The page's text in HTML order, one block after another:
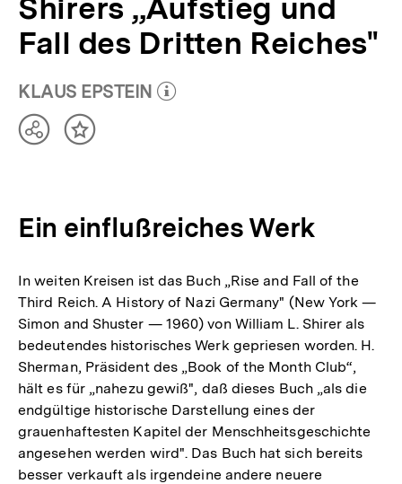
Shirers „Aufstieg und
Fall des Dritten Reiches"
KLAUS EPSTEIN
(Mehr zum Autor)
TeilenInhalt
Ein einflußreiches Werk
In weiten Kreisen ist das Buch „Rise and Fall of the
Third Reich. A History of Nazi Germany" (New York —
Simon and Shuster — 1960) von William L. Shirer als
bedeutendes historisches Werk gepriesen worden. H.
Sherman, Präsident des „Book of the Month Club“,
hält es für „nahezu gewiß", daß dieses Buch „als die
endgültige historische Darstellung eines der
grauenhaftesten Kapitel der Menschheitsgeschichte
angesehen werden wird". Das Buch hat sich bereits
besser verkauft als irgendeine andere neuere